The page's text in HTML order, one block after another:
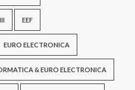
EEF
EURO ELECTRONICA
& EURO ELECTRONICA